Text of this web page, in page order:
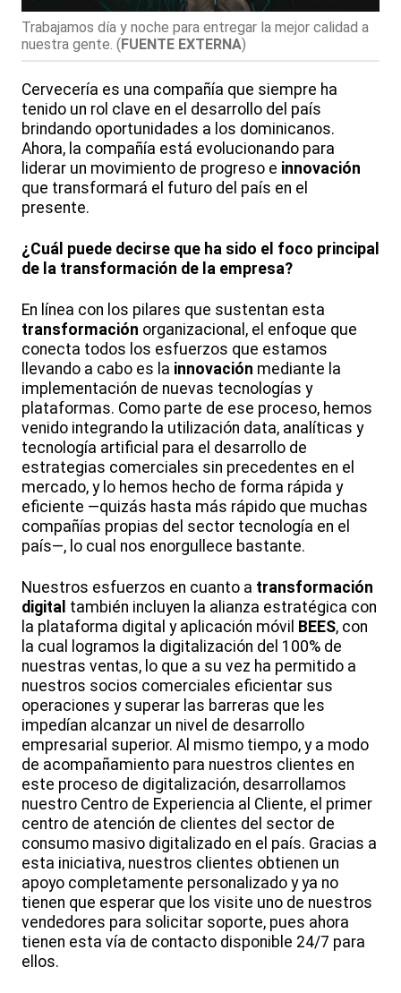
Trabajamos día y noche para entregar la mejor calidad a
nuestra gente. ( FUENTE EXTERNA)
Cervecería es una compañía que siempre ha
tenido un rol clave en el desarrollo del país
brindando oportunidades a los dominicanos.
Ahora, la compañía está evolucionando para
liderar un movimiento de progreso e innovación
que transformará el futuro del país en el
presente.
¿Cuál puede decirse que ha sido el foco principal
de la transformación de la empresa?
En línea con los pilares que sustentan esta
transformación organizacional, el enfoque que
conecta todos los esfuerzos que estamos
llevando a cabo es la innovación mediante la
implementación de nuevas tecnologías y
plataformas. Como parte de ese proceso, hemos
venido integrando la utilización data, analíticas y
tecnología artificial para el desarrollo de
estrategias comerciales sin precedentes en el
mercado, y lo hemos hecho de forma rápida y
eficiente —quizás hasta más rápido que muchas
compañías propias del sector tecnología en el
país—, lo cual nos enorgullece bastante.
Nuestros esfuerzos en cuanto a transformación
digital también incluyen la alianza estratégica con
la plataforma digital y aplicación móvil BEES, con
la cual logramos la digitalización del 100% de
nuestras ventas, lo que a su vez ha permitido a
nuestros socios comerciales eficientar sus
operaciones y superar las barreras que les
impedían alcanzar un nivel de desarrollo
empresarial superior. Al mismo tiempo, y a modo
de acompañamiento para nuestros clientes en
este proceso de digitalización, desarrollamos
nuestro Centro de Experiencia al Cliente, el primer
centro de atención de clientes del sector de
consumo masivo digitalizado en el país. Gracias a
esta iniciativa, nuestros clientes obtienen un
apoyo completamente personalizado y ya no
tienen que esperar que los visite uno de nuestros
vendedores para solicitar soporte, pues ahora
tienen esta vía de contacto disponible 24/7 para
ellos.